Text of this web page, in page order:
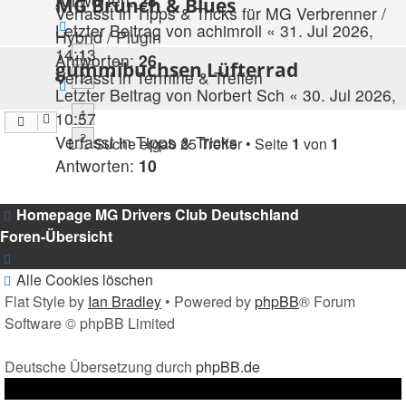
1
2
Verfasst inTipps & Tricks für MG Verbrenner /
Hybrid / Plugin
Antworten:26
1
2
Letzter Beitrag von achimroll « 31. Jul 2026,
14:13
Verfasst inTermine & Treffen
gummibuchsen Lüfterrad
Letzter Beitrag von Norbert Sch « 30. Jul 2026,
10:57
Verfasst inTipps & Tricks
Antworten: 10
Die Suche ergab 25 Treffer • Seite 1 von 1
Homepage MG Drivers Club Deutschland
Foren-Übersicht
Alle Cookies löschen
Flat Style by Ian Bradley • Powered byphpBB® Forum
Software © phpBB Limited
Deutsche Übersetzung durch phpBB.de